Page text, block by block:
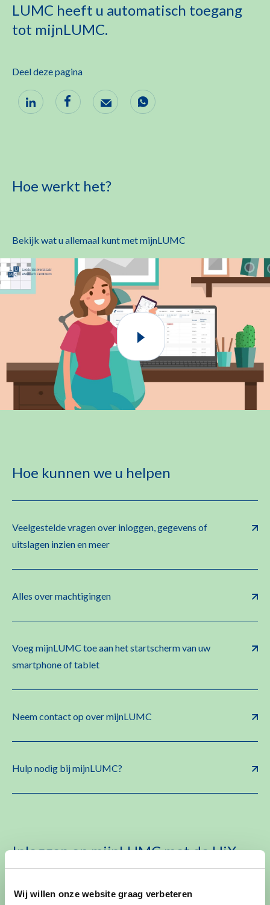
Wij willen onze website graag verbeteren
LUMC heeft u automatisch toegang
tot mijnLUMC.
Deel deze pagina
Hoe werkt het?
Bekijk wat u allemaal kunt met mijnLUMC
Hoe kunnen we u helpen
Veelgestelde vragen over inloggen, gegevens of
uitslagen inzien en meer
Alles over machtigingen
Voeg mijnLUMC toe aan het startscherm van uw
smartphone of tablet
Neem contact op over mijnLUMC
Hulp nodig bij mijnLUMC?
Inloggen op mijnLUMC met de HiX
Patient App